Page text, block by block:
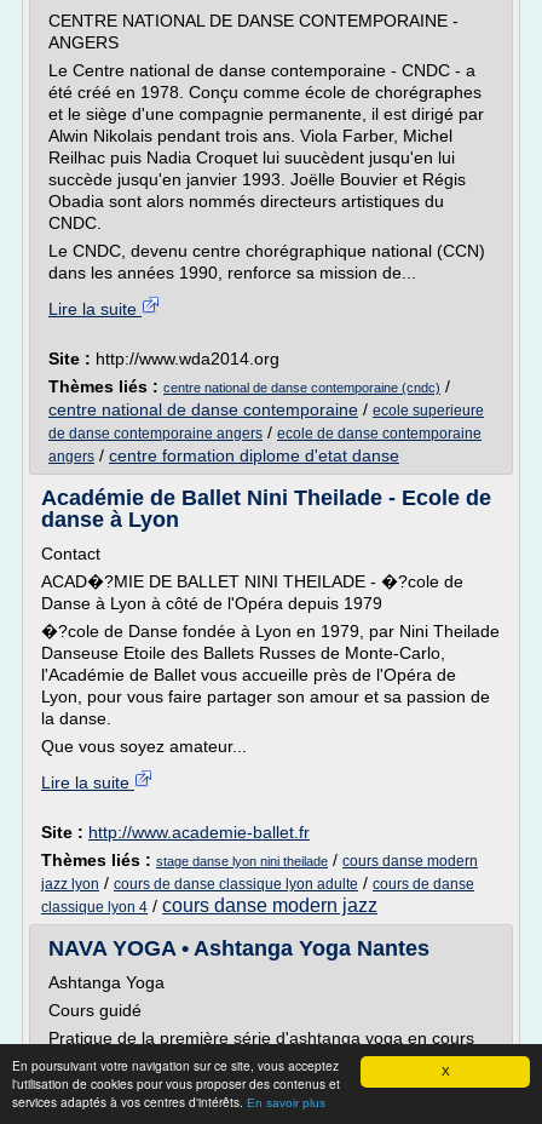
X
En poursuivant votre navigation sur ce site, vous acceptez
l'utilisation de cookies pour vous proposer des contenus et
services adaptés à vos centres d'intérêts. En savoir plus
CENTRE NATIONAL DE DANSE CONTEMPORAINE -
ANGERS
Le Centre national de danse contemporaine - CNDC - a
été créé en 1978. Conçu comme école de chorégraphes
et le siège d'une compagnie permanente, il est dirigé par
Alwin Nikolais pendant trois ans. Viola Farber, Michel
Reilhac puis Nadia Croquet lui suucèdent jusqu'en lui
succède jusqu'en janvier 1993. Joëlle Bouvier et Régis
Obadia sont alors nommés directeurs artistiques du
CNDC.
Le CNDC, devenu centre chorégraphique national (CCN)
dans les années 1990, renforce sa mission de...
Lire la suite
Site : http://www.wda2014.org
Thèmes liés : centre national de danse contemporaine (cndc) /
centre national de danse contemporaine / ecole superieure
de danse contemporaine angers / ecole de danse contemporaine
angers / centre formation diplome d'etat danse
Académie de Ballet Nini Theilade - Ecole de
danse à Lyon
Contact
ACAD�?MIE DE BALLET NINI THEILADE - �?cole de
Danse à Lyon à côté de l'Opéra depuis 1979
�?cole de Danse fondée à Lyon en 1979, par Nini Theilade
Danseuse Etoile des Ballets Russes de Monte-Carlo,
l'Académie de Ballet vous accueille près de l'Opéra de
Lyon, pour vous faire partager son amour et sa passion de
la danse.
Que vous soyez amateur...
Lire la suite
Site : http://www.academie-ballet.fr
Thèmes liés : stage danse lyon nini theilade / cours danse modern
jazz lyon / cours de danse classique lyon adulte / cours de danse
classique lyon 4 / cours danse modern jazz
NAVA YOGA • Ashtanga Yoga Nantes
Ashtanga Yoga
Cours guidé
Pratique de la première série d'ashtanga yoga en cours
guidé (plusieurs niveaux). Enchaînement fluide et
dynamique alliant, dans un équilibre parfait, mouvement,
respiration et mental. Sa pratique développe souplesse,